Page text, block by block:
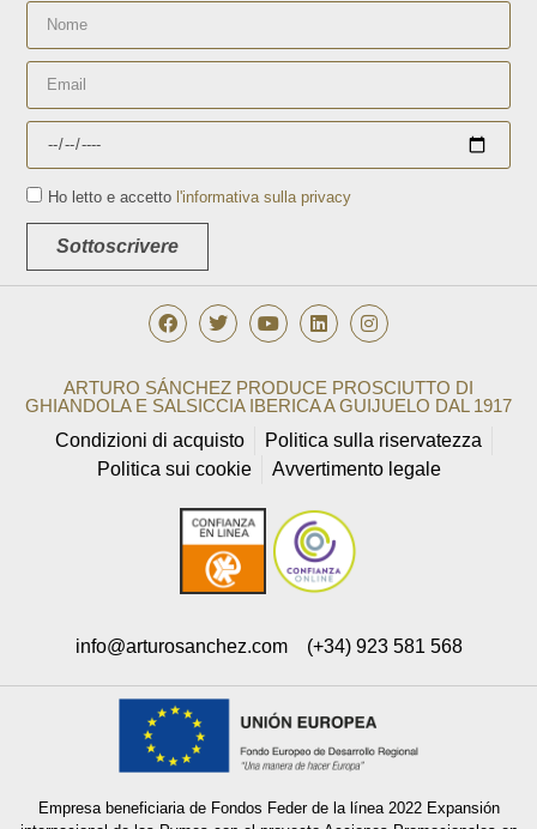
Ho letto e accetto l'informativa sulla privacy
Sottoscrivere
info@arturosanchez.com (+34) 923 581 568
ARTURO SÁNCHEZ PRODUCE PROSCIUTTO DI
GHIANDOLA E SALSICCIA IBERICA A GUIJUELO DAL 1917
Condizioni di acquisto
Politica sulla riservatezza
Politica sui cookie
Avvertimento legale
Empresa beneficiaria de Fondos Feder de la línea 2022 Expansión